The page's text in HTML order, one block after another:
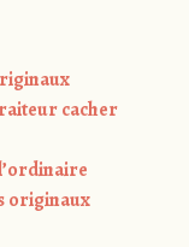
cacher
originaux